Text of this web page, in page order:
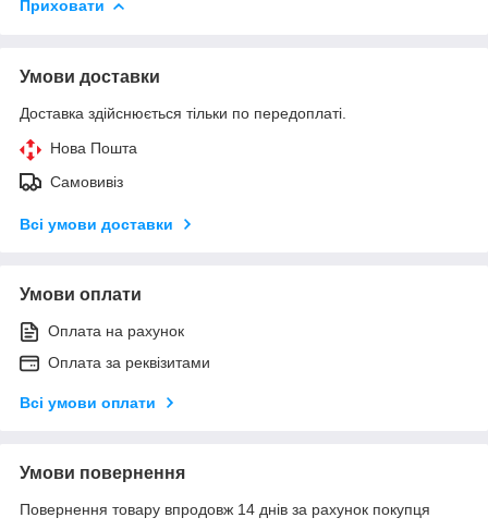
Приховати
Умови доставки
Доставка здійснюється тільки по передоплаті.
Нова Пошта
Самовивіз
Всі умови доставки
Умови оплати
Оплата на рахунок
Оплата за реквізитами
Всі умови оплати
Умови повернення
Повернення товару впродовж 14 днів за рахунок покупця